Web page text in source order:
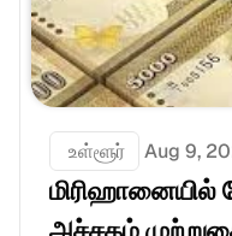
உள்ளூர் Aug 9,